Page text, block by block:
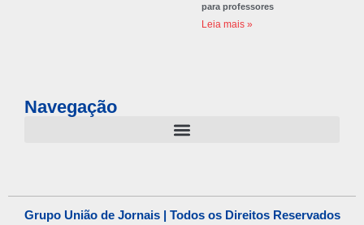
para professores
Leia mais »
Navegação
Grupo União de Jornais | Todos os Direitos Reservados